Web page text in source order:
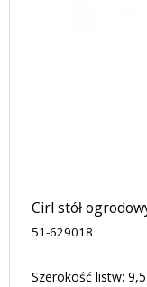
Cirl stół
51-629018
Szerokość listw: